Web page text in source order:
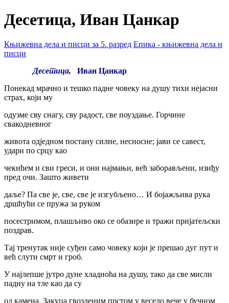
Десетица, Иван Цанкар
Књижевна дела и писци за 5. разред Епика - књижевна дела и
писци
Десетица, Иван Цанкар
Понекад мрачно и тешко падне човеку на душу тихи нејасни
страх, који му
одузме сву снагу, сву радост, све поуздање. Горчине
свакодневног
живота одједном постану силне, несносне; јави се савест,
удари по срцу као
чекићем и сви греси, и они најмањи, већ заборављени, изиђу
пред очи. Зашто живети
даље? Па све је, све, све је изгубљено… И бојажљива рука
дршћући се пружа за руком
посестримом, плашљиво око се обазире и тражи пријатељски
поздрав.
Тај тренутак није суђен само човеку који је прешао дуг пут и
већ слути смрт и гроб.
У најлепше јутро дуне хладноћа на душу, тако да све мисли
падну на тле као да су
од камена. Закуца гвозденим прстом у весело вече у бучном